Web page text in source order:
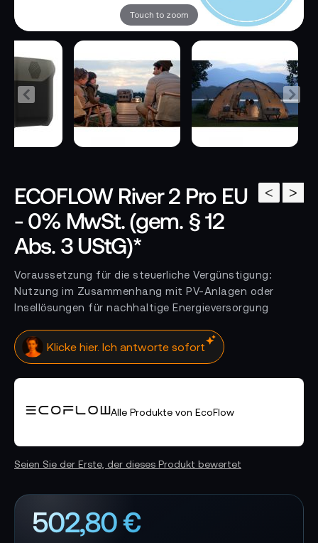
Touch to zoom
>
<
ECOFLOW River 2 Pro EU
- 0% MwSt. (gem. § 12
Abs. 3 UStG)*
Voraussetzung für die steuerliche Vergünstigung:
Nutzung im Zusammenhang mit PV-Anlagen oder
Insellösungen für nachhaltige Energieversorgung
Klicke hier. Ich antworte sofort
Alle Produkte von EcoFlow
Seien Sie der Erste, der dieses Produkt bewertet
502,80 €